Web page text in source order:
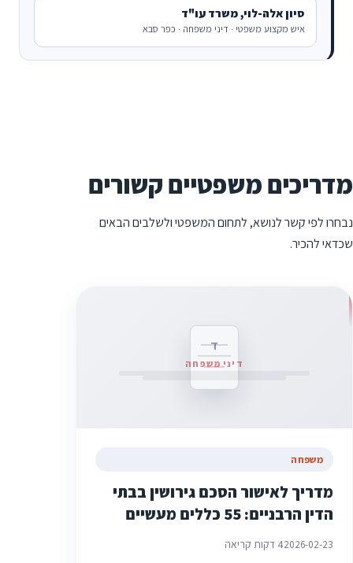
סיון אלה-לוי, משרד עו"ד
איש מקצוע משפטי · דיני משפחה · כפר סבא
מדריכים משפטיים קשורים
נבחרו לפי קשר לנושא, לתחום המשפטי ולשלבים הבאים
שכדאי להכיר.
ד
דיני משפחה
משפחה
מדריך לאישור הסכם גירושין בבתי
הדין הרבניים: 55 כללים מעשיים
2026-02-234 דקות קריאה